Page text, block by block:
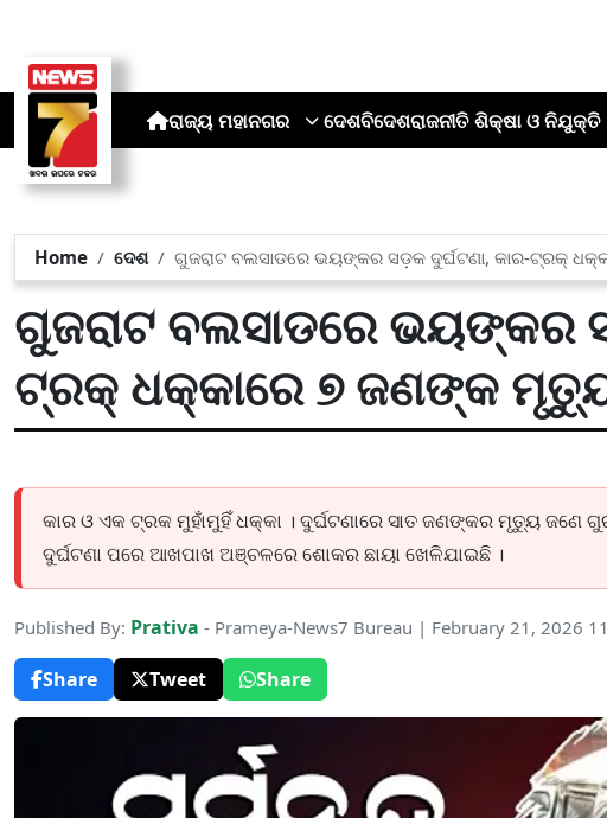
ରାଜ୍ୟ ମହାନଗର ଦେଶବିଦେଶରାଜନୀତି ଶିକ୍ଷା ଓ ନିଯୁକ୍ତି
Home ଦେଶ ଗୁଜରାଟ ବଲସାଡରେ ଭୟଙ୍କର ସଡ଼କ ଦୁର୍ଘଟଣା, କାର-ଟ୍ରକ୍
ଗୁଜରାଟ ବଲସାଡରେ ଭୟଙ୍କର
ଟ୍ରକ୍ ଧକ୍କାରେ ୭ ଜଣଙ୍କ
କାର ଓ ଏକ ଟ୍ରକ ମୁହାଁମୁହିଁ ଧକ୍କା । ଦୁର୍ଘଟଣାରେ ସାତ ଜଣଙ୍କର ମୃତ୍ୟୁ ଜଣେ
ଦୁର୍ଘଟଣା ପରେ ଆଖପାଖ ଅଞ୍ଚଳରେ ଶୋକର ଛାୟା ଖେଳିଯାଇଛି ।
Published By: Prativa - Prameya-News7 Bureau | February 21, 2026
Share
Tweet Share